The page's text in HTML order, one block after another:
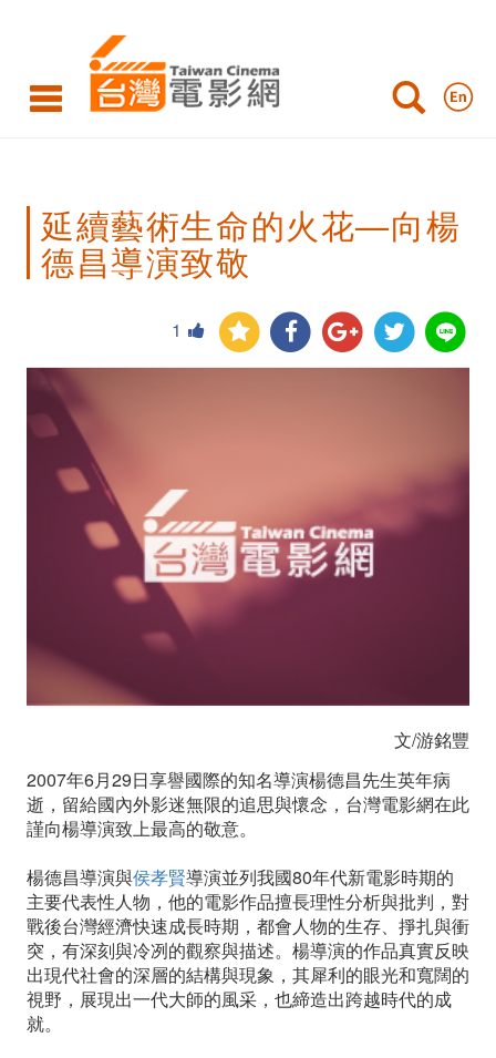
藝
生
的
花
—
向
演
致
延續藝術生命的火花—向楊
德昌導演致敬
1
文/游銘豐
2007年6月29日享譽國際的知名導演楊德昌先生英年病
逝，留給國內外影迷無限的追思與懷念，台灣電影網在此
謹向楊導演致上最高的敬意。
楊德昌導演與侯孝賢導演並列我國80年代新電影時期的
主要代表性人物，他的電影作品擅長理性分析與批判，對
戰後台灣經濟快速成長時期，都會人物的生存、掙扎與衝
突，有深刻與冷冽的觀察與描述。楊導演的作品真實反映
出現代社會的深層的結構與現象，其犀利的眼光和寬闊的
視野，展現出一代大師的風采，也締造出跨越時代的成
就。